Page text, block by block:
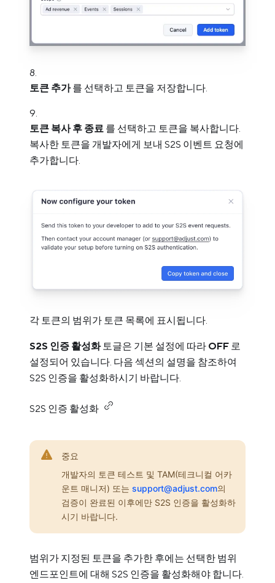
토큰 추가를 선택하고 토큰을 저장합니다.
토큰 복사 후 종료 를 선택하고 토큰을 복사합니다.
복사한 토큰을 개발자에게 보내 S2S 이벤트 요청에
추가합니다.
각 토큰의 범위가 토큰 목록에 표시됩니다.
S2S 인증 활성화토글은 기본 설정에 따라 OFF 로
설정되어 있습니다. 다음 섹션의 설명을 참조하여
S2S 인증을 활성화하시기 바랍니다.
S2S 인증 활성화
중요
개발자의 토큰 테스트 및 TAM(테크니컬 어카
운트 매니저) 또는 support@adjust.com의
검증이 완료된 이후에만 S2S 인증을 활성화하
시기 바랍니다.
범위가 지정된 토큰을 추가한 후에는 선택한 범위
엔드포인트에 대해 S2S 인증을 활성화해야 합니다.